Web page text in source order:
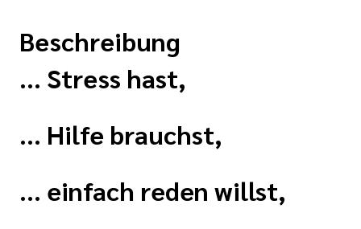
Beschreibung
... Stress hast,
... Hilfe brauchst,
... einfach reden willst,